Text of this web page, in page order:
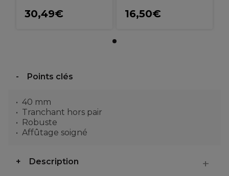
30,49€ 16,50€
Points clés
40 mm
Tranchant hors pair
Robuste
Affûtage soigné
Description